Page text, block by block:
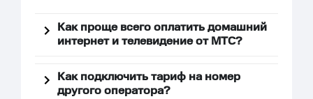
Как проще всего оплатить домашний
интернет и телевидение от МТС?
Как подключить тариф на номер
другого оператора?